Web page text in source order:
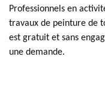
Professionnels en
travaux de peinture de
est gratuit et sans
une demande.